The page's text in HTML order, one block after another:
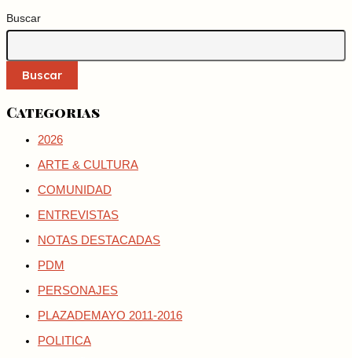
Buscar
Buscar
Categorias
2026
ARTE & CULTURA
COMUNIDAD
ENTREVISTAS
NOTAS DESTACADAS
PDM
PERSONAJES
PLAZADEMAYO 2011-2016
POLITICA